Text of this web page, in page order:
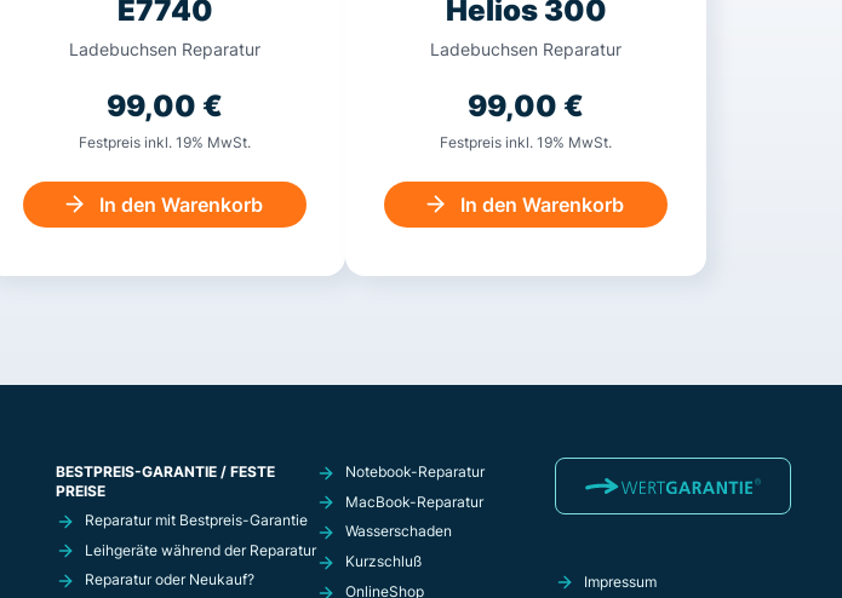
E7740
Ladebuchsen Reparatur
99,00 €
Festpreis inkl. 19% MwSt.
In den Warenkorb
Helios 300
Ladebuchsen Reparatur
99,00 €
Festpreis inkl. 19% MwSt.
In den Warenkorb
BESTPREIS-GARANTIE / FESTE
PREISE
Reparatur mit Bestpreis-Garantie
Leihgeräte während der Reparatur
Reparatur oder Neukauf?
Notebook-Reparatur
MacBook-Reparatur
Wasserschaden
Kurzschluß
OnlineShop
Impressum